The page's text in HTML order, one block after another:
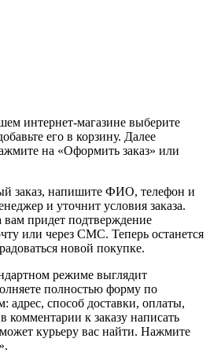
интернет-магазине выберите
его в корзину. Далее
на «Оформить заказ» или
заказ, напишите ФИО, телефон и
и уточнит условия заказа.
вам придет подтверждение
или через СМС. Теперь останется
новой покупке.
режиме выглядит
полностью форму по
адрес, способ доставки, оплаты,
комментарии к заказу написать
курьеру вас найти. Нажмите